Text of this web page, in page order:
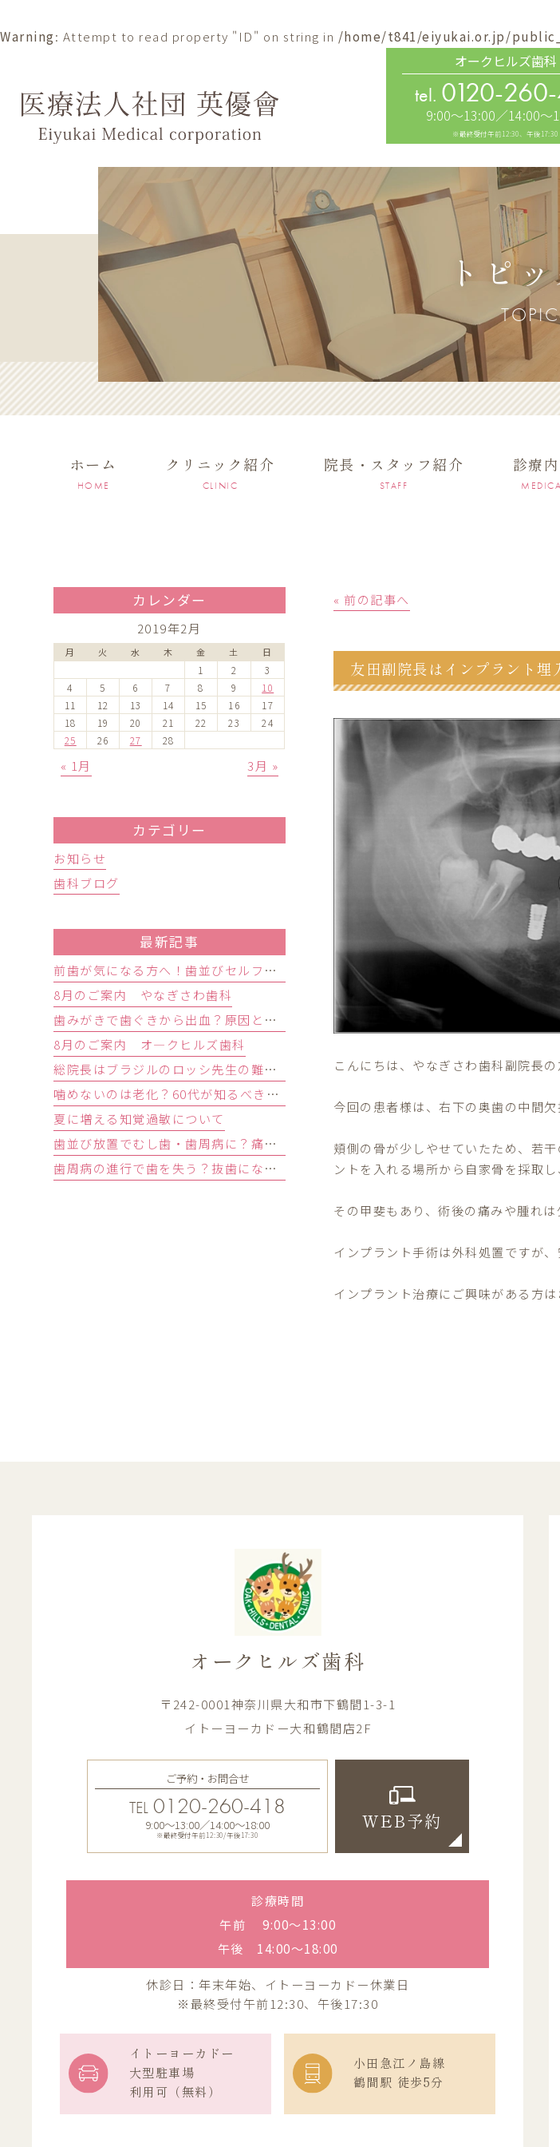
Warning: Attempt to read property "ID" on string in /home/t841/eiyukai.or.jp/
オークヒルズ歯科
tel. 0120-
9:00～13:00／14:00～
※最終受付午前12:30、午後17:30
トピ
ホーム
HOME
クリニック紹介
CLINIC
院長・スタッフ紹介
STAFF
診療
« 前の記事へ
友田副院長はインプラント埋
こんにちは、やなぎさわ歯科副院長の
今回の患者様は、右下の奥歯の中間
頬側の骨が少しやせていたため、若
ントを入れる場所から自家骨を採取
その甲斐もあり、術後の痛みや腫れ
インプラント手術は外科処置ですが
インプラント治療にご興味がある方は
カレンダー
2019年2月
月 火 水 木 金 土 日
1 2
3
4
5 6 7 8 9
10
11
12 13 14 15 16
17
18
19 20 21 22 23
24
25
26 27 28
« 1月 3月 »
カテゴリー
お知らせ
歯科ブログ
最新記事
前歯が気になる方へ！歯並びセルフチェックと治療が必要な目安
8月のご案内 やなぎさわ歯科
歯みがきで歯ぐきから出血？原因と歯周病の初期症状・受診目安を解説
8月のご案内 オ―クヒルズ歯科
総院長はブラジルのロッシ先生の難症例インプラントオペ研修会に参加しました。
噛めないのは老化？60代が知るべき原因と歯を残す精密治療
夏に増える知覚過敏について
歯並び放置でむし歯・歯周病に？痛みがなくても受診すべきサイン
歯周病の進行で歯を失う？抜歯になる基準と回避する3つの予防法
オークヒルズ歯科
〒242-0001神奈川県大和市下鶴間1-3-1
イトーヨーカドー大和鶴間店2F
ご予約・お問合せ
TEL 0120-260-418
9:00〜13:00／14:00〜18:00
※最終受付午前12:30/午後17:30
WEB予約
診療時間
午前 9:00〜13:00
午後 14:00〜18:00
休診日：年末年始、イトーヨーカドー休業日
※最終受付午前12:30、午後17:30
イトーヨーカドー
大型駐車場
利用可（無料）
小田急江ノ島線
鶴間駅 徒歩5分